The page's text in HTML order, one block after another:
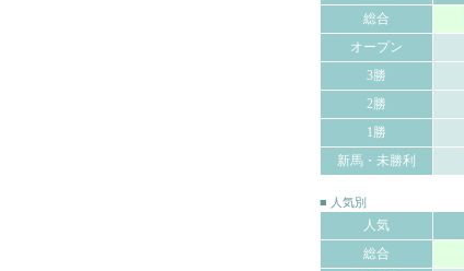
総合
オープン
3勝
2勝
1勝
新馬・未勝利
■ 人気別
人気
総合